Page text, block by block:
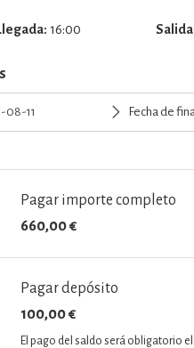
16:00 Salida
Pagar importe completo
660,00€
Pagar depósito
100,00€
El pago del saldo será obligatorio el